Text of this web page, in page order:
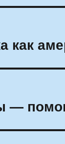
как
—